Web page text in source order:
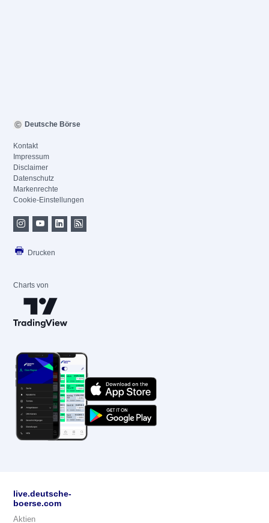
Deutsche Börse
Kontakt
Impressum
Disclaimer
Datenschutz
Markenrechte
Cookie-Einstellungen
Drucken
Charts von
live.deutsche-
boerse.com
Aktien